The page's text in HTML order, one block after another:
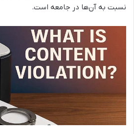
نسبت به آن‌ها در جامعه است.